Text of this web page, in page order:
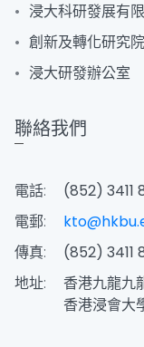
浸大科研發展有
創新及轉化研究院
浸大研發辦公室
聯絡我們
電話:
(852) 3411
電郵:
傳真:
(852) 3411
地址:
香港九龍九
香港浸會大